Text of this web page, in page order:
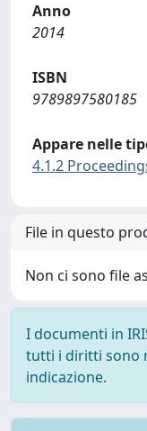
Anno
2014
ISBN
9789897580185
Appare nelle
4.1.2
File in questo
Non ci sono file
I documenti in
tutti i diritti sono
indicazione.